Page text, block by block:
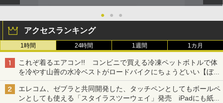
● ● ●
アクセスランキング
1時間 24時間 1週間 1カ月
これぞ着るエアコン!! コンビニで買える冷凍ペットボトルで体
を冷やす山善の水冷ベストがロードバイクにちょうどいい【ぼっ
ち・ざ・ろーど！その14】【空いた時間でなにしてる？】
エレコム、ゼブラと共同開発した、タッチペンとしてもボールペ
ンとしても使える「スタイラスツーウェイ」発売 iPadにも紙に